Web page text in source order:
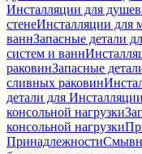
Инсталляции для
стенеИнсталляции для
ваннЗапасные детали
систем и ванн
раковинЗапасные
сливных раковин
детали для
консольной нагрузки
консольной нагрузки
Принадлежности